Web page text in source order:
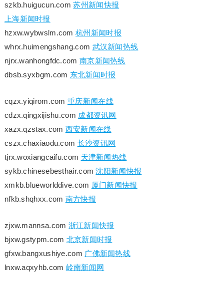
szkb.huigucun.com苏州新闻快报
上海新闻时报
hzxw.wybwslm.com杭州新闻时报
whrx.huimengshang.com 武汉新闻热线
njrx.wanhongfdc.com 南京新闻热线
dbsb.syxbgm.com 东北新闻时报
cqzx.yiqirom.com重庆新闻在线
cdzx.qingxijishu.com 成都资讯网
xazx.qzstax.com 西安新闻在线
cszx.chaxiaodu.com 长沙资讯网
tjrx.woxiangcaifu.com 天津新闻热线
sykb.chinesebesthair.com沈阳新闻快报
xmkb.blueworlddive.com 厦门新闻快报
nfkb.shqhxx.com 南方快报
zjxw.mannsa.com 浙江新闻快报
bjxw.gstypm.com 北京新闻时报
gfxw.bangxushiye.com 广佛新闻热线
lnxw.aqxyhb.com 岭南新闻网